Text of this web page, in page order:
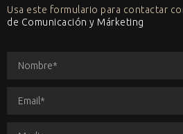
Usa este formulario para contactar
de Comunicación y Márketing